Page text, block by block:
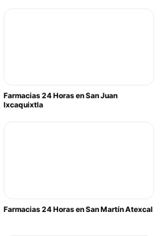
Farmacias 24 Horas en San Juan
Ixcaquixtla
Farmacias 24 Horas en San Martín Atexcal